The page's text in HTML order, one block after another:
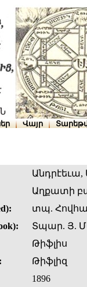
Վայր
Անդրէեւա,
Աղքատի
տպ.
Տպար. Յ.
Թիֆլիս
Թիֆլիզ
1896